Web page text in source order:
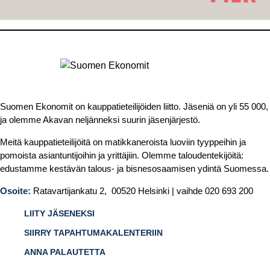
Suomen Ekonomit on kauppatieteilijöiden liitto. Jäseniä on yli 55 000,
ja olemme Akavan neljänneksi suurin jäsenjärjestö.
Meitä kauppatieteilijöitä on matikkaneroista luoviin tyyppeihin ja
pomoista asiantuntijoihin ja yrittäjiin. Olemme taloudentekijöitä:
edustamme kestävän talous- ja bisnesosaamisen ydintä Suomessa.
Osoite: Ratavartijankatu 2, 00520 Helsinki | vaihde 020 693 200
LIITY JÄSENEKSI
SIIRRY TAPAHTUMAKALENTERIIN
ANNA PALAUTETTA